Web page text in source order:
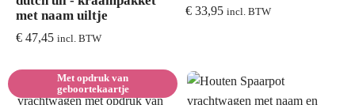
met naam uiltje
€ 47,45 incl. BTW
€ 33,95 incl. BTW
Met opdruk van
geboortekaartje